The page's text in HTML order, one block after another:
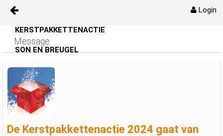
Skip to Content
Login
KERSTPAKKETTENACTIE
SON EN BREUGEL
Kerstpakketenactie
Bestuur
Oprichtingsakte/Kvk
Message
De Kerstpakkettenactie 2024 gaat van